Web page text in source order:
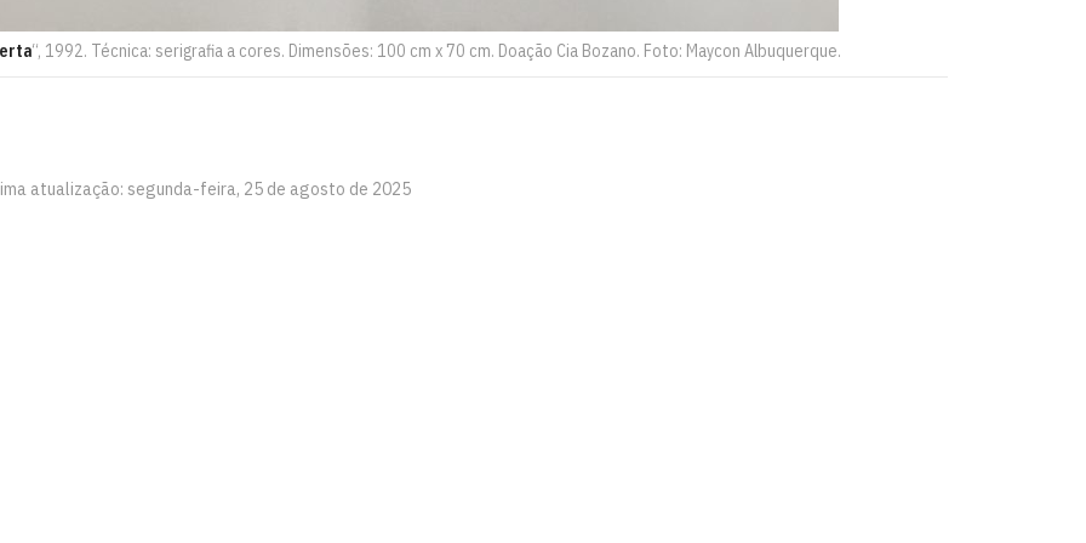
“, 1992. Técnica: serigrafia a cores. Dimensões: 100 cm x 70 cm. Doação Cia Bozano. Foto: Maycon Albuquerque.
atualização: segunda-feira, 25 de agosto de 2025